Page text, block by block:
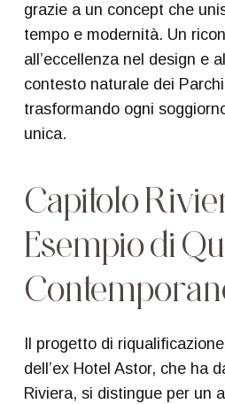
grazie a un concept che
tempo e modernità. Un
all’eccellenza nel design e
contesto naturale dei
trasformando ogni
unica.
Capitolo
Esempiodi
Il progetto di
dell’ex Hotel Astor, che ha
Riviera, si distingue per un